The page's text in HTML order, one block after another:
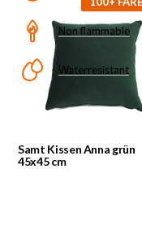
Non flammable
Waterresistant
Klicke auf das Symbol
Samt Kissen Anna grün
45x45 cm